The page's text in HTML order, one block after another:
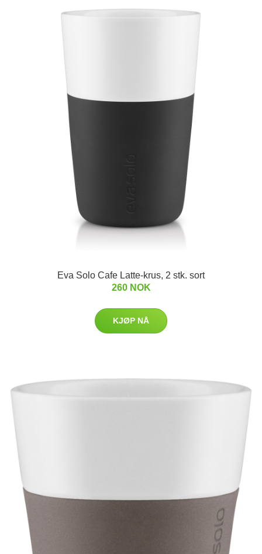
Eva Solo Cafe Latte-krus, 2 stk. sort
260 NOK
KJØP NÅ